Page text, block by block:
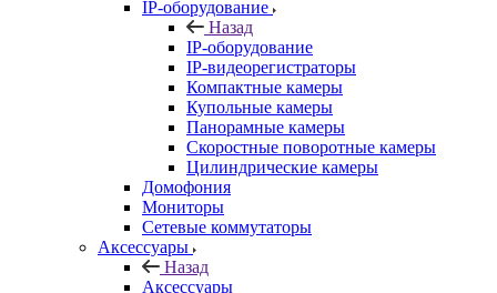
IP-оборудование
Назад
IP-оборудование
IP-видеорегистраторы
Компактные камеры
Купольные камеры
Панорамные камеры
Скоростные поворотные камеры
Цилиндрические камеры
Домофония
Мониторы
Сетевые коммутаторы
Аксессуары
Назад
Аксессуары